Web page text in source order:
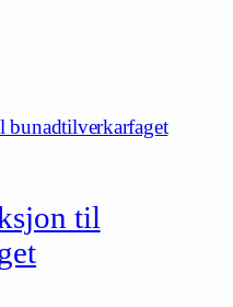
til